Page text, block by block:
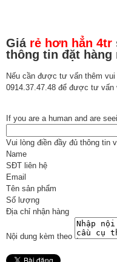
Giá rẻ hơn hẳn 4tr
thông tin đặt hàng
Nếu cần được tư vấn thêm vui
0914.37.47.48 để được tư vấn
If you are a human and are
Vui lòng điền đầy đủ thông tin
Name
SĐT liên hệ
Email
Tên sản phẩm
Số lượng
Địa chỉ nhận hàng
Nội dung kèm theo